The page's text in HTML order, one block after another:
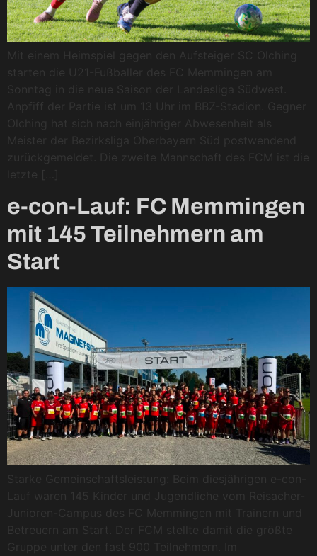
Mit einem Heimspiel gegen den Aufsteiger SC Olching
starten die U21-Fußballer des FC Memmingen am
Sonntag in die neue Saison der Landesliga Südwest.
Anpfiff der Partie ist um 13 Uhr im BBZ-Stadion. Gegner
Olching hat sich nach einjähriger Abwesenheit als
Meister der Bezirksliga Oberbayern Süd postwendend
zurückgemeldet. Die zweite Mannschaft des FCM ist die
letzte […]
e-con-Lauf: FC Memmingen
mit 145 Teilnehmern am
Start
Starke Gemeinschaftsleistung: Beim diesjährigen e-con-
Lauf waren 145 Kinder und Jugendliche vom Reisacher-
Junioren-Campus des FC Memmingen mit Trainern und
Betreuern am Start. Der FCM stellte damit die größte
Gruppe unter den fast 900 Teilnehmern. Im